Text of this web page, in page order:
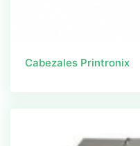
Cabezales Printronix